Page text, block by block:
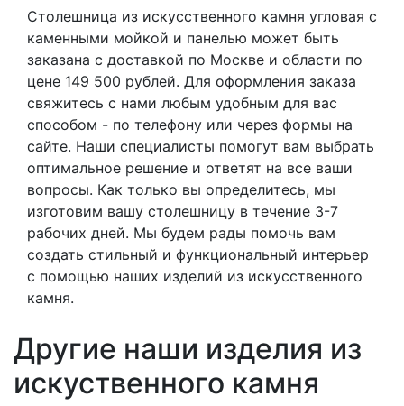
Столешница из искусственного камня угловая с
каменными мойкой и панелью может быть
заказана с доставкой по Москве и области по
цене 149 500 рублей. Для оформления заказа
свяжитесь с нами любым удобным для вас
способом - по телефону или через формы на
сайте. Наши специалисты помогут вам выбрать
оптимальное решение и ответят на все ваши
вопросы. Как только вы определитесь, мы
изготовим вашу столешницу в течение 3-7
рабочих дней. Мы будем рады помочь вам
создать стильный и функциональный интерьер
с помощью наших изделий из искусственного
камня.
Другие наши изделия из
искуственного камня